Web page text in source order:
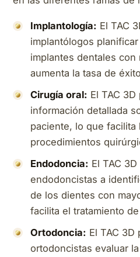
Implantología: El TAC
implantólogos
implantes dentales
aumenta la tasa de
Cirugía oral: El TAC
información detallada
paciente, lo que facilita
procedimientos
Endodoncia: El TAC
endodoncistas a
de los dientes con
facilita el tratamiento
Ortodoncia: El TAC 3D
ortodoncistas evaluar